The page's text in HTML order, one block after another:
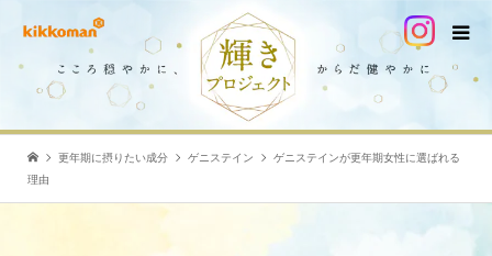
更年期に摂りたい成分 ゲニステイン
ゲニステインが更年期女性に選ばれる
理由